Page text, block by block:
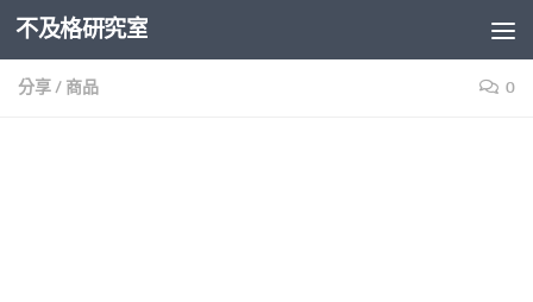
Skip to content
不及格研究室
分享/ 商品 0